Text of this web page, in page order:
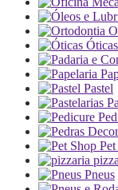
Óticas
Pastel
Pneus